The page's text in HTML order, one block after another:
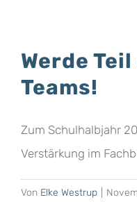
Werde
Teams!
Zum Schulhalbjahr
Verstärkung im
Von Elke Westrup